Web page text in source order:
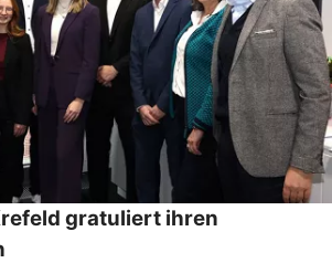
gratuliert ihren